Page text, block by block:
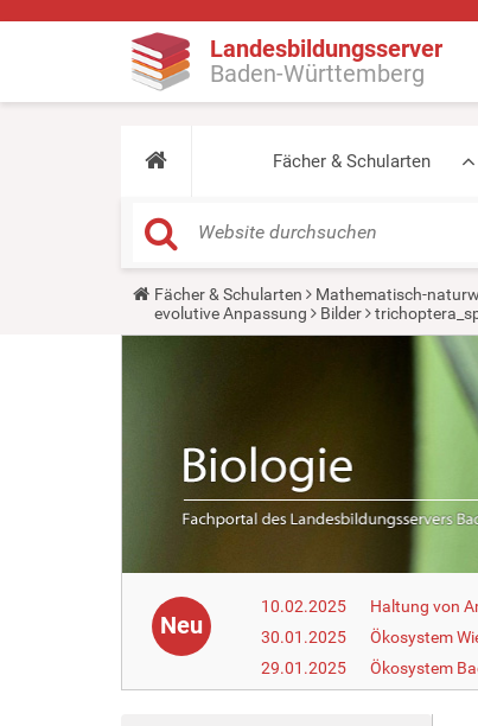
Landesbildungsserver
Baden-Württemberg
Fächer & Schularten
Y
u
Fächer & Schularten Mathematisch-
evolutive Anpassung
Bilder
Neu
10.02.2025
Haltung von
30.01.2025
Ökosystem
29.01.2025
Ökosystem